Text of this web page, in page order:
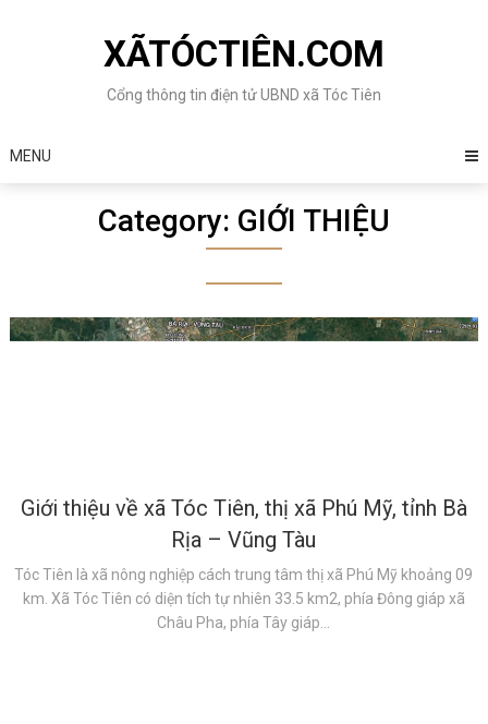
XÃTÓCTIÊN.COM
Cổng thông tin điện tử UBND xã Tóc Tiên
MENU
Category: GIỚI THIỆU
Giới thiệu về xã Tóc Tiên, thị xã Phú Mỹ, tỉnh Bà
Rịa – Vũng Tàu
Tóc Tiên là xã nông nghiệp cách trung tâm thị xã Phú Mỹ khoảng 09
km. Xã Tóc Tiên có diện tích tự nhiên 33.5 km2, phía Đông giáp xã
Châu Pha, phía Tây giáp...